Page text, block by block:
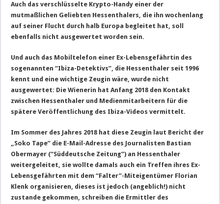
Auch das verschlüsselte Krypto-Handy einer der
mutmaßlichen Geliebten Hessenthalers, die ihn wochenlang
auf seiner Flucht durch halb Europa begleitet hat, soll
ebenfalls nicht ausgewertet worden sein.
Und auch das Mobiltelefon einer Ex-Lebensgefährtin des
sogenannten “Ibiza-Detektivs”, die Hessenthaler seit 1996
kennt und eine wichtige Zeugin wäre, wurde nicht
ausgewertet: Die Wienerin hat Anfang 2018 den Kontakt
zwischen Hessenthaler und Medienmitarbeitern für die
spätere Veröffentlichung des Ibiza-Videos vermittelt.
Im Sommer des Jahres 2018 hat diese Zeugin laut Bericht der
„Soko Tape” die E-Mail-Adresse des Journalisten Bastian
Obermayer (“Süddeutsche Zeitung”) an Hessenthaler
weitergeleitet, sie wollte damals auch ein Treffen ihres Ex-
Lebensgefährten mit dem “Falter”-Miteigentümer Florian
Klenk organisieren, dieses ist jedoch (angeblich!) nicht
zustande gekommen, schreiben die Ermittler des